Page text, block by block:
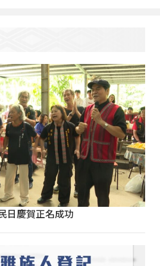
日慶賀正名成功